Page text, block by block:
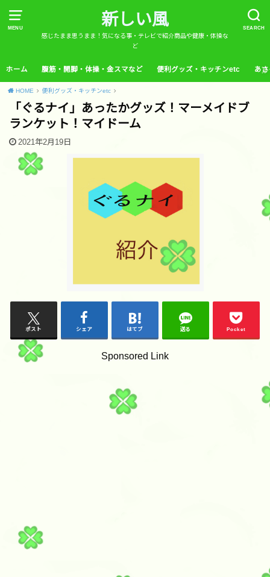
MENU SEARCH
新しい風
感じたまま思うまま！気になる事・テレビで紹介商品や健康・体操な
ど
ホーム 腹筋・開脚・体操・金スマなど 便利グッズ・キッチンetc あ
HOME 便利グッズ・キッチンetc
「ぐるナイ」あったかグッズ！マーメイドブ
ランケット！マイドーム
2021年2月19日
ポスト シェア はてブ 送る Pocket
Sponsored Link